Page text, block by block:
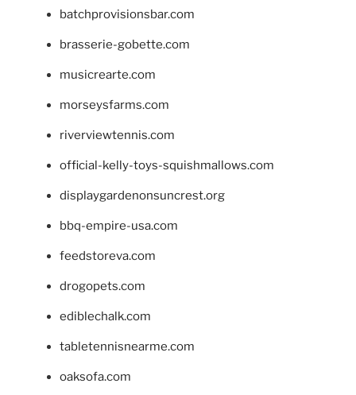
batchprovisionsbar.com
brasserie-gobette.com
musicrearte.com
morseysfarms.com
riverviewtennis.com
official-kelly-toys-squishmallows.com
displaygardenonsuncrest.org
bbq-empire-usa.com
feedstoreva.com
drogopets.com
ediblechalk.com
tabletennisnearme.com
oaksofa.com